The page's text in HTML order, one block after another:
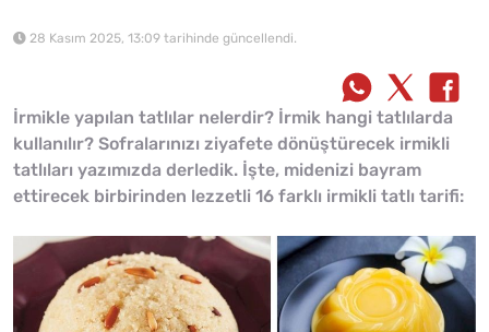
28 Kasım 2025, 13:09 tarihinde güncellendi.
İrmikle yapılan tatlılar nelerdir? İrmik hangi tatlılarda
kullanılır? Sofralarınızı ziyafete dönüştürecek irmikli
tatlıları yazımızda derledik. İşte, midenizi bayram
ettirecek birbirinden lezzetli 16 farklı irmikli tatlı tarifi: